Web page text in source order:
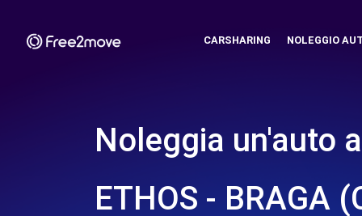
CARSHARING NOLEGGIO
Noleggia un'auto a
ETHOS - BRAGA